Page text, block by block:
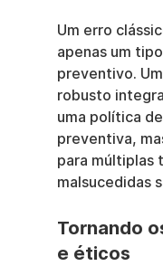
Um erro
apenas um
preventivo.
robusto
uma política
preventiva,
para múltiplas
malsucedidas
Tornando
e éticos